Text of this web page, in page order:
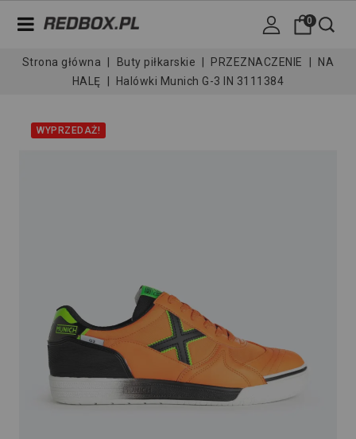
0
Strona główna Buty piłkarskie PRZEZNACZENIE
NA
HALĘ
Halówki Munich G-3 IN 3111384
WYPRZEDAŻ!